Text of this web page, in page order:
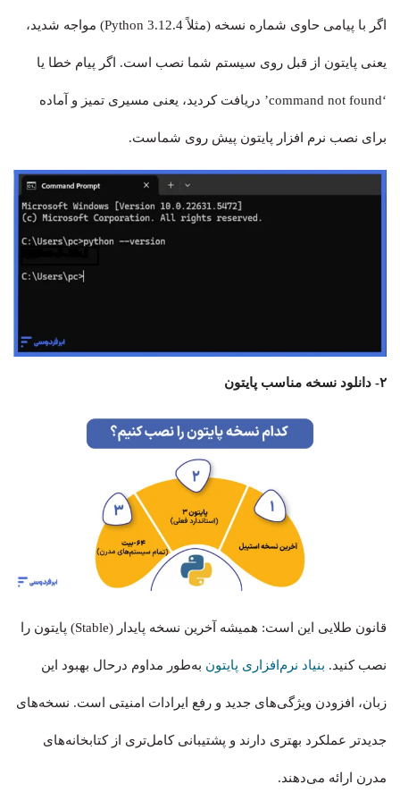
اگر با پیامی حاوی شماره نسخه (مثلاً Python 3.12.4) مواجه شدید،
یعنی پایتون از قبل روی سیستم شما نصب است. اگر پیام خطا یا
‘command not found’ دریافت کردید، یعنی مسیری تمیز و آماده
برای نصب نرم افزار پایتون پیش روی شماست.
۲- دانلود نسخه مناسب پایتون
قانون طلایی این است: همیشه آخرین نسخه پایدار (Stable) پایتون را
نصب کنید. بنیاد نرم‌افزاری پایتون به‌طور مداوم درحال بهبود این
زبان، افزودن ویژگی‌های جدید و رفع ایرادات امنیتی است. نسخه‌های
جدیدتر عملکرد بهتری دارند و پشتیبانی کامل‌تری از کتابخانه‌های
مدرن ارائه می‌دهند.